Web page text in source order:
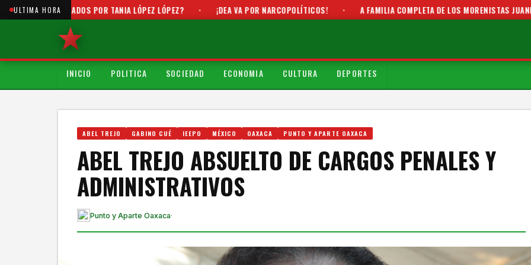
ULTIMA HORA
USADOS POR TANIA LÓPEZ LÓPEZ? • ¡DEA VA POR NARCOPOLÍTICOS! • A FAMILIA COMPLETA DE LOS MORENISTAS JUANITA CRUZ
INICIO POLITICA SOCIEDAD ECONOMIA CULTURA DEPORTES
ABEL TREJO GABINO CUÉ IEEPO MÉXICO OAXACA PUNTO Y APARTE OAXACA
ABEL TREJO ABSUELTO DE CARGOS PENALES Y
ADMINISTRATIVOS
Punto y Aparte Oaxaca·